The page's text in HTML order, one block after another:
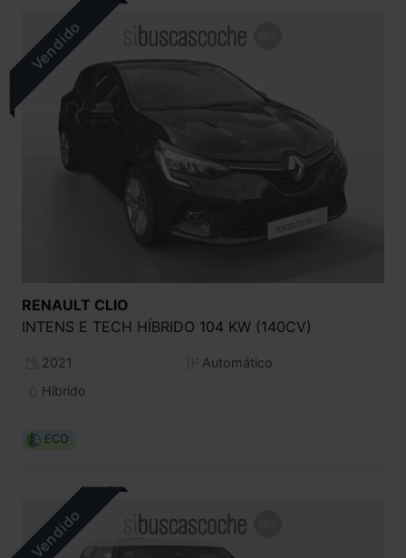
RENAULT CLIO
INTENS E TECH HÍBRIDO 104 KW (140CV)
2021
Automático
Híbrido
ECO